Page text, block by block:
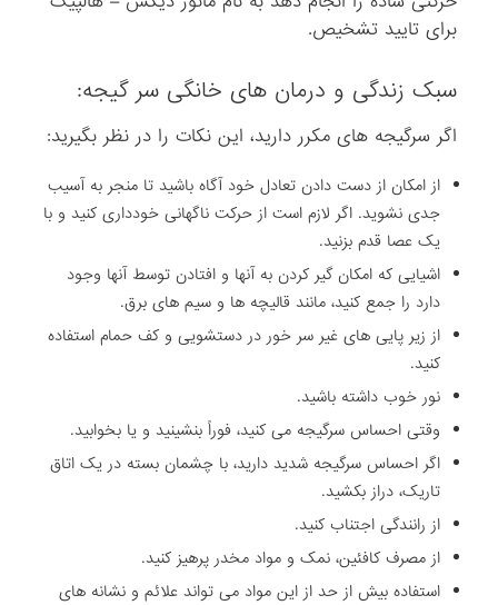
برای تایید تشخیص.
سبک زندگی و درمان های خانگی سر گیجه:
اگر سرگیجه های مکرر دارید، این نکات را در نظر بگیرید:
از امکان از دست دادن تعادل خود آگاه باشید تا منجر به آسیب
جدی نشوید. اگر لازم است از حرکت ناگهانی خودداری کنید و با
یک عصا قدم بزنید.
اشیایی که امکان گیر کردن به آنها و افتادن توسط آنها وجود
دارد را جمع کنید، مانند قالیچه ها و سیم های برق.
از زیر پایی های غیر سر خور در دستشویی و کف حمام استفاده
کنید.
نور خوب داشته باشید.
وقتی احساس سرگیجه می کنید، فوراً بنشینید و یا بخوابید.
اگر احساس سرگیجه شدید دارید، با چشمان بسته در یک اتاق
تاریک، دراز بکشید.
از رانندگی اجتناب کنید.
از مصرف کافئین، نمک و مواد مخدر پرهیز کنید.
استفاده بیش از حد از این مواد می تواند علائم و نشانه های